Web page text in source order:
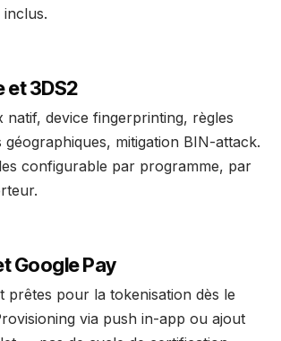
3DS2
natif, device fingerprinting, règles
géographiques, mitigation BIN-attack.
configurable par programme, par
Google Pay
prêtes pour la tokenisation dès le
via push in-app ou ajout